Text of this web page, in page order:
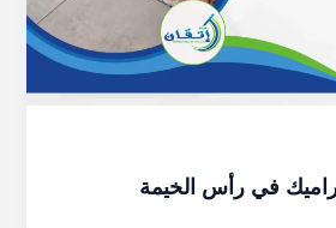
في رأس الخيمة